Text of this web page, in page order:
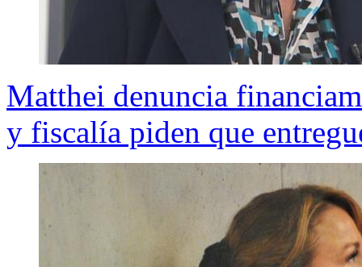
Matthei denuncia
y fiscalía piden que